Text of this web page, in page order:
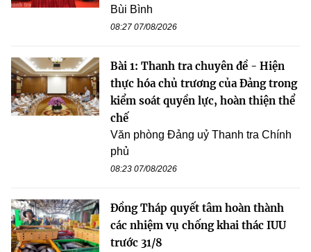
Bùi Bình
08:27 07/08/2026
Bài 1: Thanh tra chuyên đề - Hiện
thực hóa chủ trương của Đảng trong
kiểm soát quyền lực, hoàn thiện thể
chế
Văn phòng Đảng uỷ Thanh tra Chính
phủ
08:23 07/08/2026
Đồng Tháp quyết tâm hoàn thành
các nhiệm vụ chống khai thác IUU
trước 31/8